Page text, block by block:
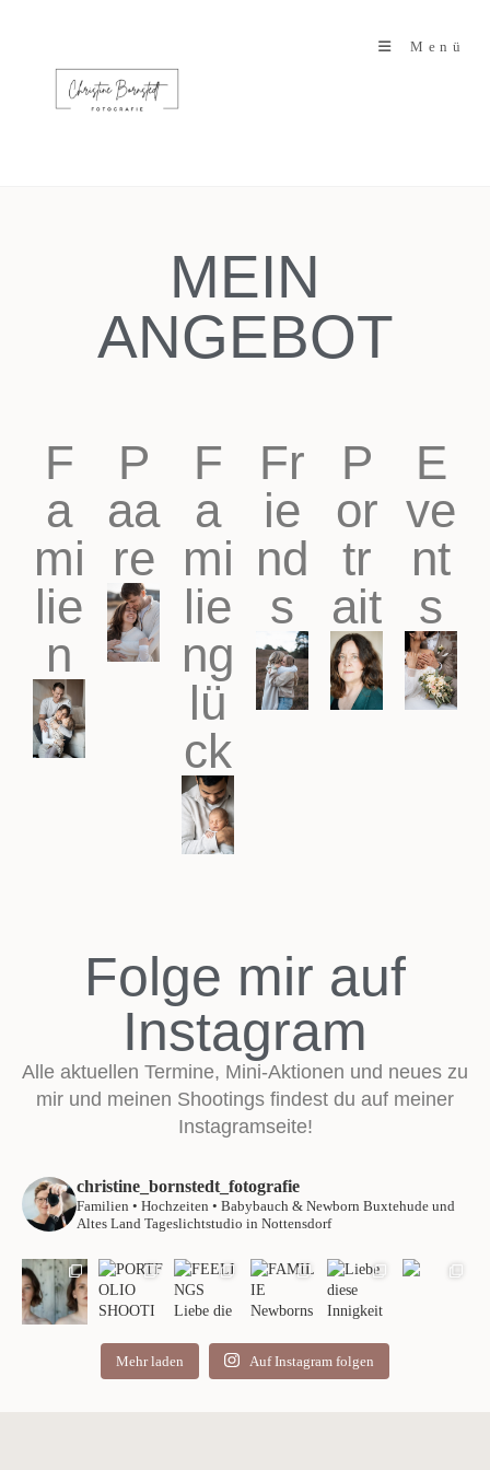
Menü
MEIN
ANGEBOT
F
a
mi
lie
n
P
aa
re
F
a
mi
lie
ng
lü
ck
Fr
ie
nd
s
P
or
tr
ait
E
ve
nt
s
Folge mir auf
Instagram
Alle aktuellen Termine, Mini-Aktionen und neues zu
mir und meinen Shootings findest du auf meiner
Instagramseite!
christine_bornstedt_fotografie
Familien • Hochzeiten • Babybauch & Newborn Buxtehude und
Altes Land Tageslichtstudio in Nottensdorf
Mehr laden Auf Instagram folgen